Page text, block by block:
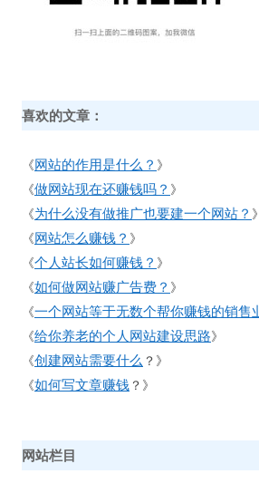
喜欢的文章：
《网站的作用是什么？ 》
《做网站现在还赚钱吗？ 》
《为什么没有做推广也要建一个网站？ 》
《网站怎么赚钱？ 》
《个人站长如何赚钱？ 》
《如何做网站赚广告费？ 》
《一个网站等于无数个帮你赚钱的销售
《给你养老的个人网站建设思路》
《创建网站需要什么 ？》
《如何写文章赚钱 ？》
网站栏目